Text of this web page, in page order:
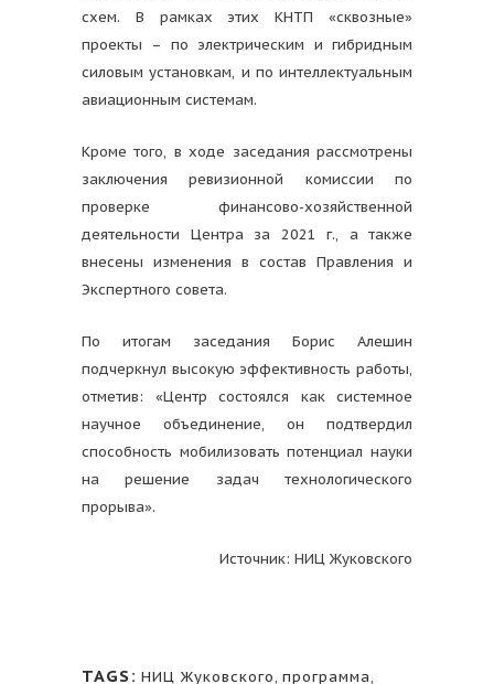
схем. В рамках этих КНТП «сквозные»
проекты – по электрическим и гибридным
силовым установкам, и по интеллектуальным
авиационным системам.
Кроме того, в ходе заседания рассмотрены
заключения ревизионной комиссии по
проверке финансово-хозяйственной
деятельности Центра за 2021 г., а также
внесены изменения в состав Правления и
Экспертного совета.
По итогам заседания Борис Алешин
подчеркнул высокую эффективность работы,
отметив: «Центр состоялся как системное
научное объединение, он подтвердил
способность мобилизовать потенциал науки
на решение задач технологического
прорыва».
Источник: НИЦ Жуковского
TAGS: НИЦ Жуковского, программа,